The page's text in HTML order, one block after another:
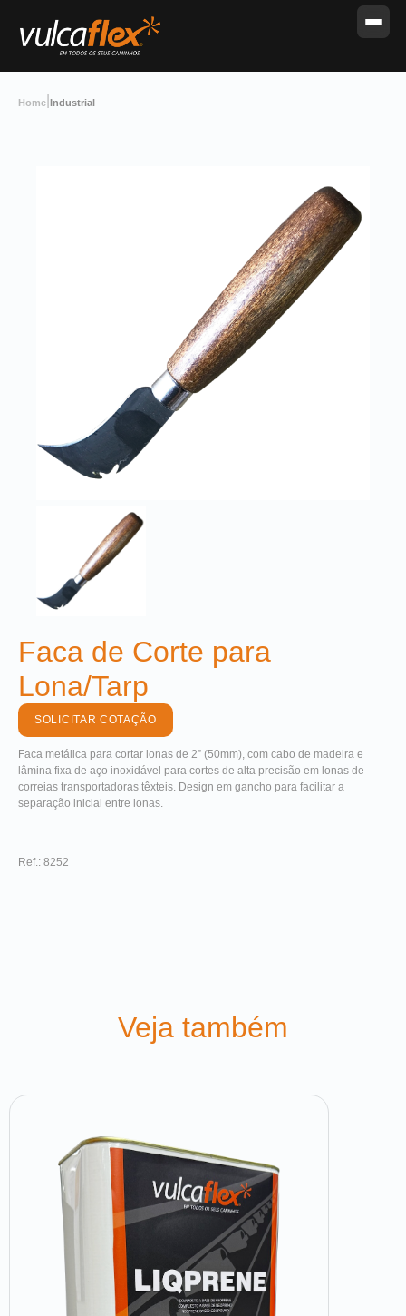
Home Industrial
Faca de Corte para
Lona/Tarp
SOLICITAR COTAÇÃO
Faca metálica para cortar lonas de 2” (50mm), com cabo de madeira e
lâmina fixa de aço inoxidável para cortes de alta precisão em lonas de
correias transportadoras têxteis. Design em gancho para facilitar a
separação inicial entre lonas.
Ref.: 8252
Veja também